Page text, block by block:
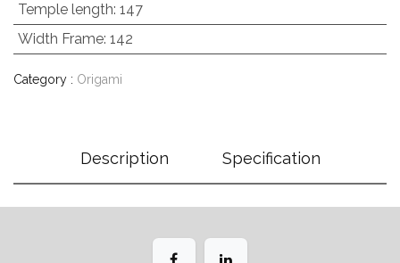
Temple length: 147
Width Frame: 142
Category : Origami
Description Specification